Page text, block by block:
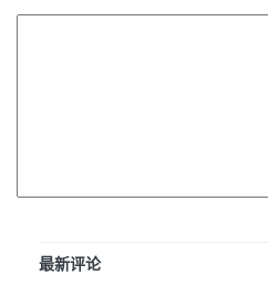
最新评论